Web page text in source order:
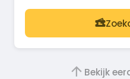
Bekijk